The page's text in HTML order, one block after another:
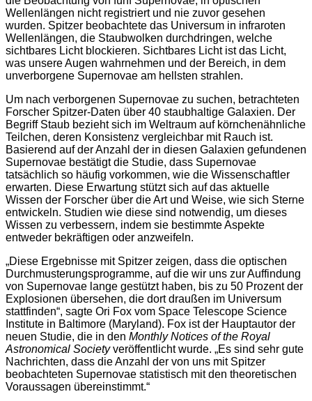
Wellenlängen nicht registriert und nie zuvor gesehen
wurden. Spitzer beobachtete das Universum in infraroten
Wellenlängen, die Staubwolken durchdringen, welche
sichtbares Licht blockieren. Sichtbares Licht ist das Licht,
was unsere Augen wahrnehmen und der Bereich, in dem
unverborgene Supernovae am hellsten strahlen.
Um nach verborgenen Supernovae zu suchen, betrachteten
Forscher Spitzer-Daten über 40 staubhaltige Galaxien. Der
Begriff Staub bezieht sich im Weltraum auf körnchenähnliche
Teilchen, deren Konsistenz vergleichbar mit Rauch ist.
Basierend auf der Anzahl der in diesen Galaxien gefundenen
Supernovae bestätigt die Studie, dass Supernovae
tatsächlich so häufig vorkommen, wie die Wissenschaftler
erwarten. Diese Erwartung stützt sich auf das aktuelle
Wissen der Forscher über die Art und Weise, wie sich Sterne
entwickeln. Studien wie diese sind notwendig, um dieses
Wissen zu verbessern, indem sie bestimmte Aspekte
entweder bekräftigen oder anzweifeln.
„Diese Ergebnisse mit Spitzer zeigen, dass die optischen
Durchmusterungsprogramme, auf die wir uns zur Auffindung
von Supernovae lange gestützt haben, bis zu 50 Prozent der
Explosionen übersehen, die dort draußen im Universum
stattfinden“, sagte Ori Fox vom Space Telescope Science
Institute in Baltimore (Maryland). Fox ist der Hauptautor der
neuen Studie, die in den Monthly Notices of the Royal
Astronomical Societyveröffentlicht wurde. „Es sind sehr gute
Nachrichten, dass die Anzahl der von uns mit Spitzer
beobachteten Supernovae statistisch mit den theoretischen
Voraussagen übereinstimmt.“